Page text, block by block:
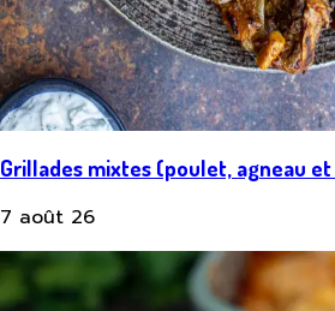
Grillades mixtes (poulet, agneau
7 août 26